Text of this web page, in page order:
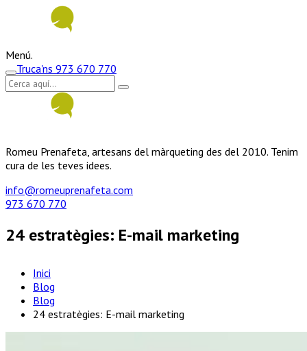
Menú.
Truca'ns 973 670 770
Romeu Prenafeta, artesans del màrqueting des del 2010. Tenim
cura de les teves idees.
info@romeuprenafeta.com
973 670 770
24 estratègies: E-mail marketing
Inici
Blog
Blog
24 estratègies: E-mail marketing